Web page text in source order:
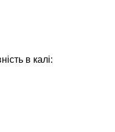
в калі: